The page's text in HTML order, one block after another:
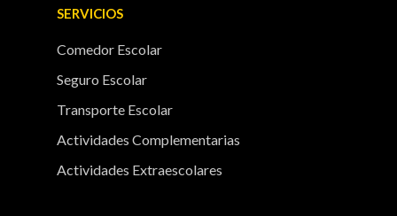
SERVICIOS
Comedor Escolar
Seguro Escolar
Transporte Escolar
Actividades Complementarias
Actividades Extraescolares